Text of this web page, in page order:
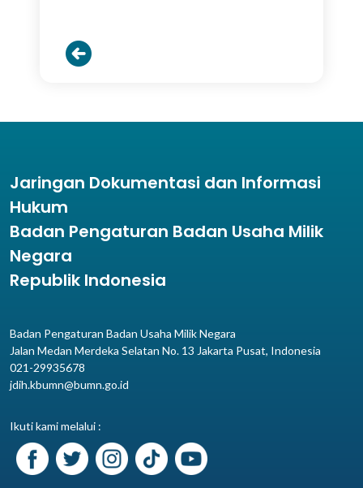
Jaringan Dokumentasi dan Informasi
Hukum
Badan Pengaturan Badan Usaha Milik
Negara
Republik Indonesia
Badan Pengaturan Badan Usaha Milik Negara
Jalan Medan Merdeka Selatan No. 13 Jakarta Pusat, Indonesia
021-29935678
jdih.kbumn@bumn.go.id
Ikuti kami melalui :